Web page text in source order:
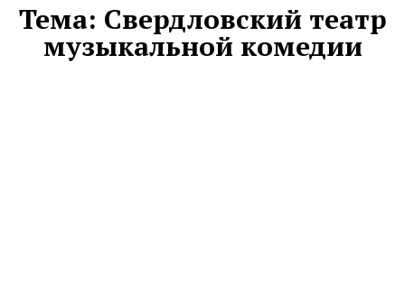
Тема: Свердловский театр
музыкальной комедии